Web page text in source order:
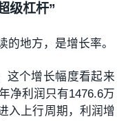
级杠杆”
地方，是增长率。
这个增长幅度看起来
净利润只有1476.6万
入上行周期，利润增